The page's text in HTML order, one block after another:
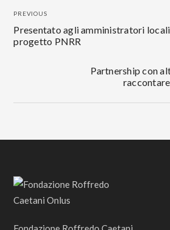
PREVIOUS
Presentato agli amministratori
progetto PNRR
Partnership con